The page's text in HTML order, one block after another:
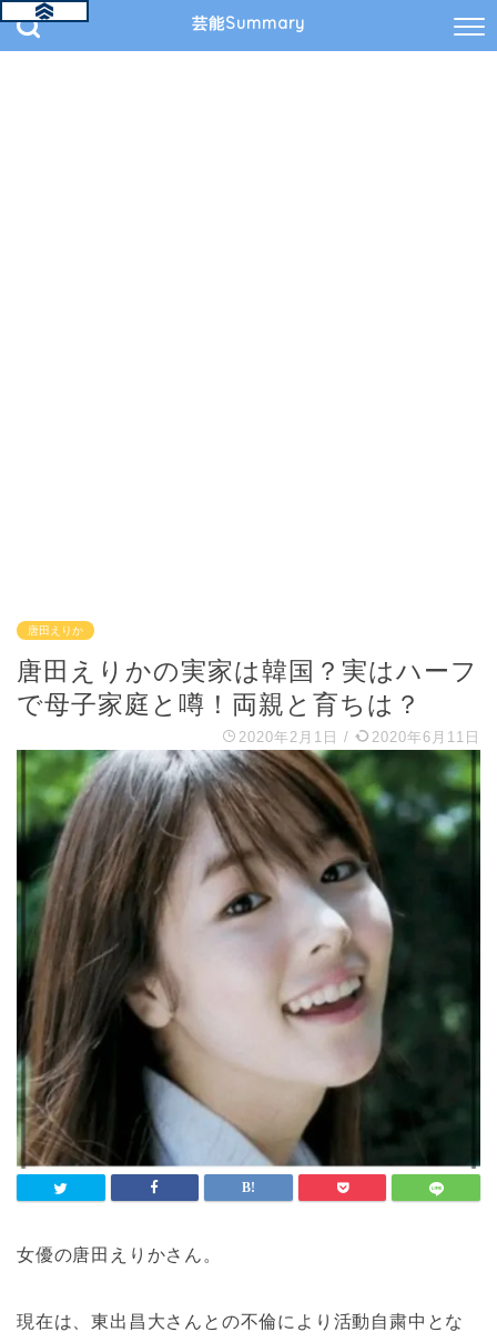
芸能Summary
唐田えりか
唐田えりかの実家は韓国？実はハーフ
で母子家庭と噂！両親と育ちは？
2020年2月1日 / 2020年6月11日
女優の唐田えりかさん。
現在は、東出昌大さんとの不倫により活動自粛中とな